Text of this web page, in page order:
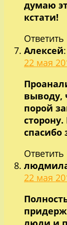
думаю
кстати!
Ответить
Алексей:
22 мая
выводу,
порой
спасибо
Ответить
22 мая